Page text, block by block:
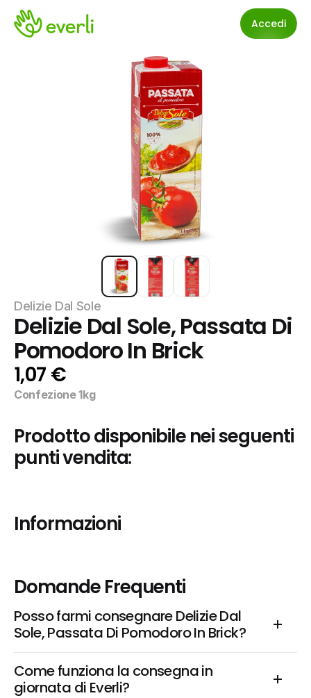
Accedi
Delizie Dal Sole
Delizie Dal Sole, Passata Di
Pomodoro In Brick
1,07 €
Confezione 1kg
Prodotto disponibile nei seguenti
punti vendita:
Informazioni
Domande Frequenti
Posso farmi consegnare Delizie Dal
Sole, Passata Di Pomodoro In Brick?
Come funziona la consegna in
giornata di Everli?